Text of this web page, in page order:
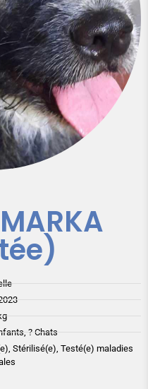
? Chats
Stérilisé(e), Testé(e) maladies